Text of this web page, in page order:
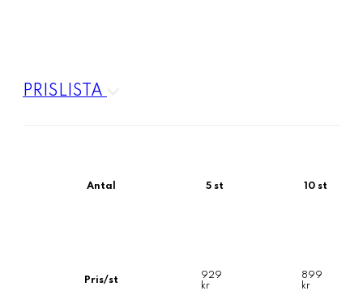
PRISLISTA
Antal 5 st 10 st
Pris/st
929
kr
899
kr